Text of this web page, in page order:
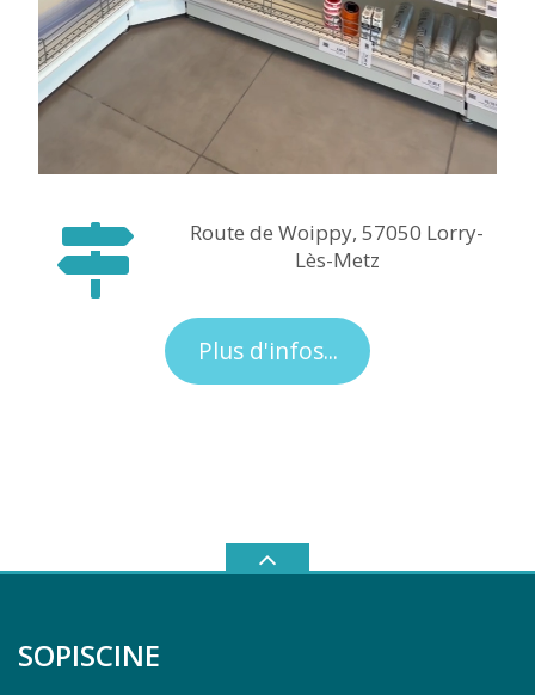
Route de Woippy, 57050 Lorry-
Lès-Metz
Plus d'infos...
SOPISCINE